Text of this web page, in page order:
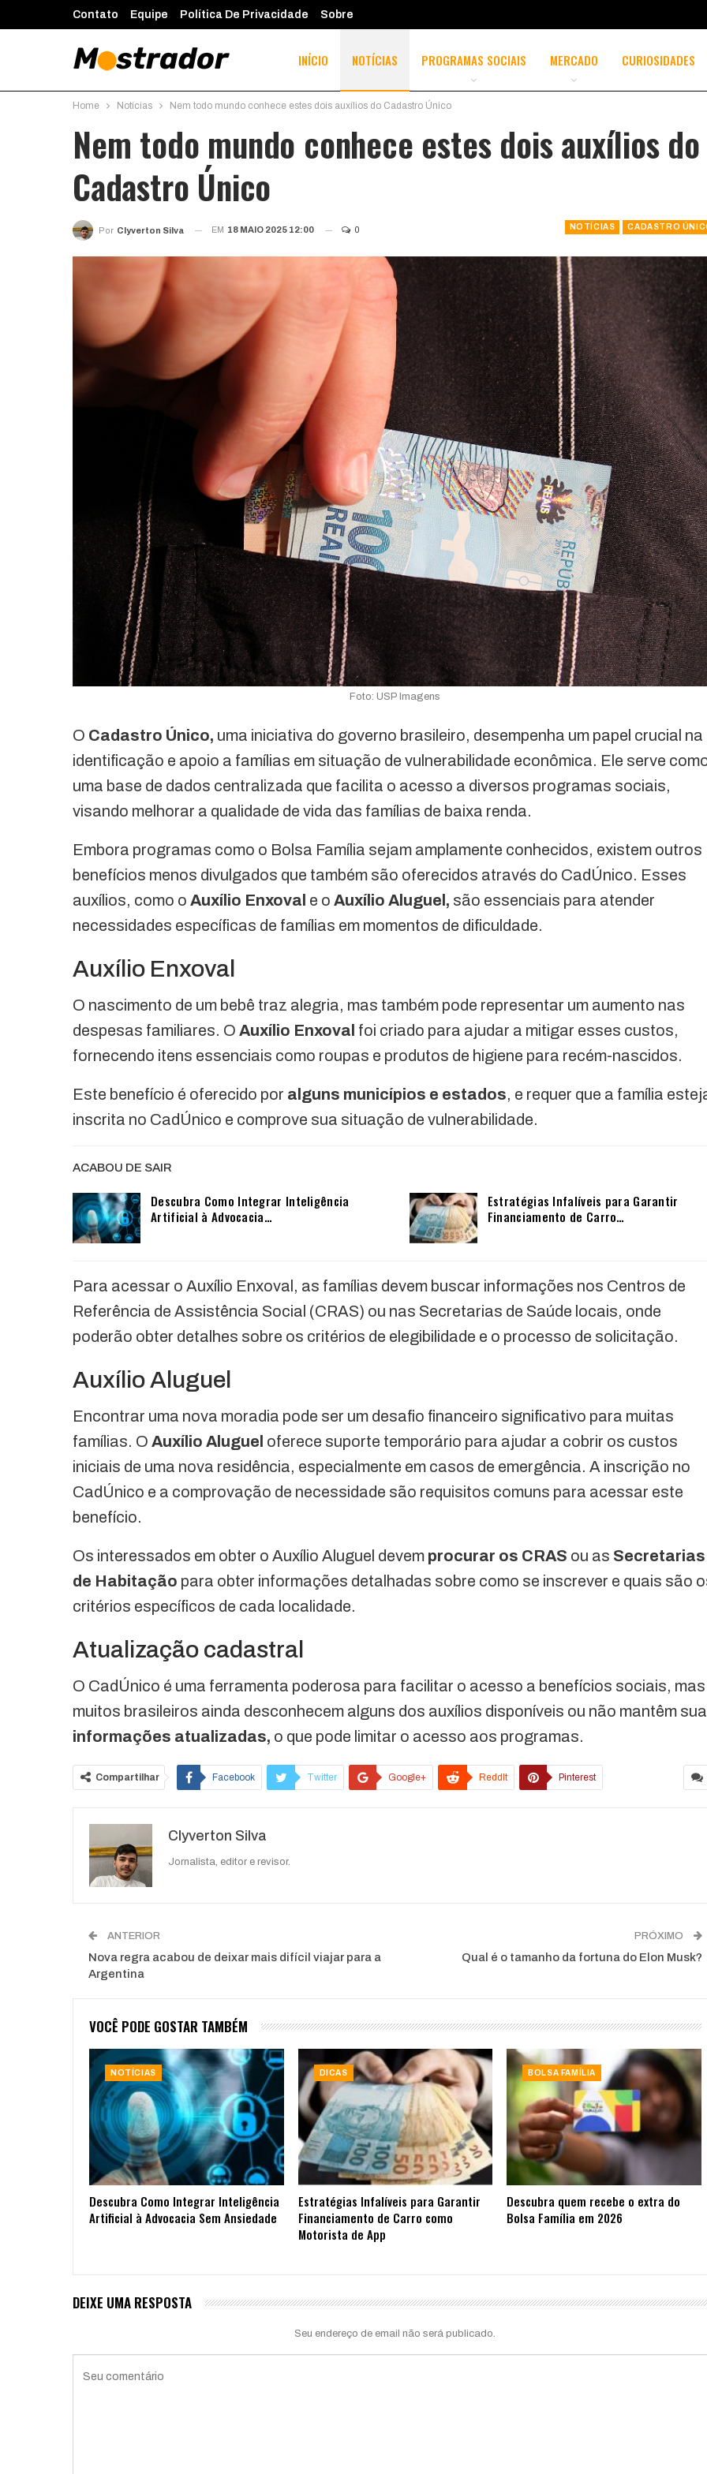
Contato Equipe Política De Privacidade Sobre
INÍCIO NOTÍCIAS PROGRAMAS SOCIAIS MERCADO CURIOSIDADES
Home Notícias Nem todo mundo conhece estes dois auxílios do Cadastro Único
Nem todo mundo conhece estes dois auxílios do
Cadastro Único
NOTÍCIAS CADASTRO
Por Clyverton Silva EM 18 MAIO 2025 12:00 0
Foto: USP Imagens
O Cadastro Único, uma iniciativa do governo brasileiro, desempenha um papel crucial na
identificação e apoio a famílias em situação de vulnerabilidade econômica. Ele serve
uma base de dados centralizada que facilita o acesso a diversos programas sociais,
visando melhorar a qualidade de vida das famílias de baixa renda.
Embora programas como o Bolsa Família sejam amplamente conhecidos, existem outros
benefícios menos divulgados que também são oferecidos através do CadÚnico. Esses
auxílios, como o Auxílio Enxoval e o Auxílio Aluguel, são essenciais para atender
necessidades específicas de famílias em momentos de dificuldade.
Auxílio Enxoval
O nascimento de um bebê traz alegria, mas também pode representar um aumento nas
despesas familiares. O Auxílio Enxoval foi criado para ajudar a mitigar esses custos,
fornecendo itens essenciais como roupas e produtos de higiene para recém-nascidos.
Este benefício é oferecido por alguns municípios e estados, e requer que a família
inscrita no CadÚnico e comprove sua situação de vulnerabilidade.
ACABOU DE SAIR
Descubra Como Integrar Inteligência
Artificial à Advocacia…
Estratégias Infalíveis para Garantir
Financiamento de Carro…
Para acessar o Auxílio Enxoval, as famílias devem buscar informações nos Centros de
Referência de Assistência Social (CRAS) ou nas Secretarias de Saúde locais, onde
poderão obter detalhes sobre os critérios de elegibilidade e o processo de solicitação.
Auxílio Aluguel
Encontrar uma nova moradia pode ser um desafio financeiro significativo para muitas
famílias. O Auxílio Aluguel oferece suporte temporário para ajudar a cobrir os custos
iniciais de uma nova residência, especialmente em casos de emergência. A inscrição no
CadÚnico e a comprovação de necessidade são requisitos comuns para acessar este
benefício.
Os interessados em obter o Auxílio Aluguel devem procurar os CRAS ou as Secretarias
de Habitação para obter informações detalhadas sobre como se inscrever e quais são
critérios específicos de cada localidade.
Atualização cadastral
O CadÚnico é uma ferramenta poderosa para facilitar o acesso a benefícios sociais, mas
muitos brasileiros ainda desconhecem alguns dos auxílios disponíveis ou não mantêm
informações atualizadas, o que pode limitar o acesso aos programas.
Compartilhar Facebook Twitter Google+ ReddIt Pinterest
Clyverton Silva
Jornalista, editor e revisor.
ANTERIOR
Nova regra acabou de deixar mais difícil viajar para a
Argentina
PRÓXIMO
Qual é o tamanho da fortuna do Elon Musk?
VOCÊ PODE GOSTAR TAMBÉM
NOTÍCIAS
Descubra Como Integrar Inteligência
Artificial à Advocacia Sem Ansiedade
DICAS
Estratégias Infalíveis para Garantir
Financiamento de Carro como
Motorista de App
BOLSA FAMÍLIA
Descubra quem recebe o extra do
Bolsa Família em 2026
DEIXE UMA RESPOSTA
Seu endereço de email não será publicado.